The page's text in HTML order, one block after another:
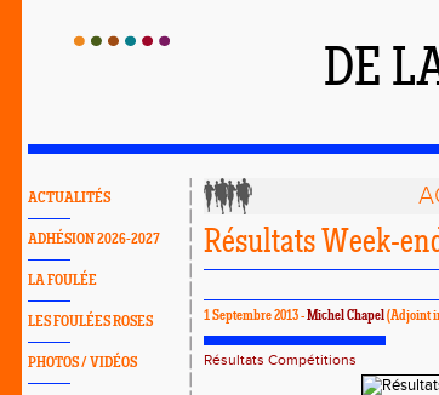
DE
ACTUALITÉS
ADHÉSION 2026-2027
LA FOULÉE
LES FOULÉES ROSES
PHOTOS / VIDÉOS
Résultats Week-
1 Septembre 2013 -Michel Chapel(Adjoint
Résultats Compétitions